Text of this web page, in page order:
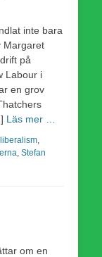
inte bara
Margaret
på
Labour i
en grov
Läs mer …
Stefan
om en